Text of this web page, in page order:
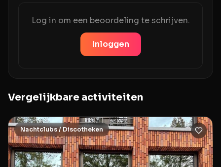
Log in om een beoordeling te schrijven.
Inloggen
Vergelijkbare activiteiten
Nachtclubs / Discotheken